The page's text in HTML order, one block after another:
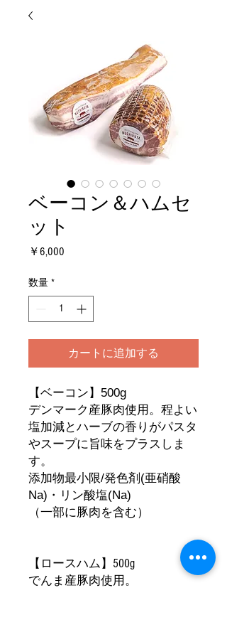
ベーコン＆ハムセ
ット
￥6,000
数量 *
カートに追加する
【ベーコン】500g
デンマーク産豚肉使用。程よい
塩加減とハーブの香りがパスタ
やスープに旨味をプラスしま
す。
添加物最小限/発色剤(亜硝酸
Na)・リン酸塩(Na)
（一部に豚肉を含む）
【ロースハム】500g
でんま産豚肉使用。